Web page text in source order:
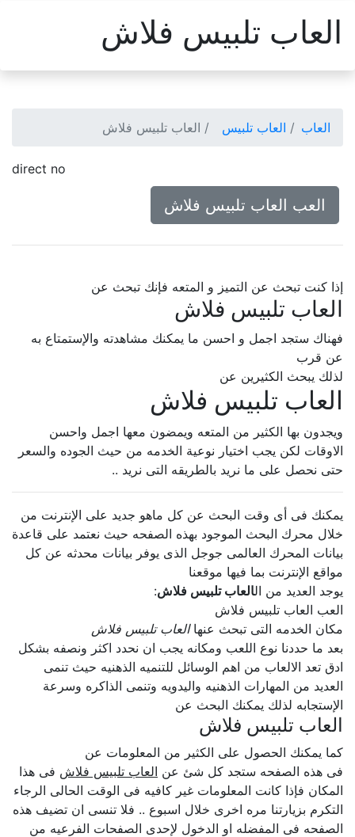
العاب تلبيس فلاش
العاب العاب تلبيس العاب تلبيس فلاش
direct no
العب العاب تلبيس فلاش
إذا كنت تبحث عن التميز و المتعه فإنك تبحث عن
العاب تلبيس فلاش
فهناك ستجد اجمل و احسن ما يمكنك مشاهدته والإستمتاع به
عن قرب
لذلك يبحث الكثيرين عن
العاب تلبيس فلاش
ويجدون بها الكثير من المتعه ويمضون معها اجمل واحسن
الاوقات لكن يجب اختيار نوعية الخدمه من حيث الجوده والسعر
حتى نحصل على ما نريد بالطريقه التى نريد ..
يمكنك فى أى وقت البحث عن كل ماهو جديد على الإنترنت من
خلال محرك البحث الموجود بهذه الصفحه حيث نعتمد على قاعدة
بيانات المحرك العالمى جوجل الذى يوفر بيانات محدثه عن كل
مواقع الإنترنت بما فيها موقعنا
يوجد العديد من ال العاب تلبيس فلاش:
العب العاب تلبيس فلاش
مكان الخدمه التى تبحث عنهاالعاب تلبيس فلاش
بعد ما حددنا نوع اللعب ومكانه يجب ان نحدد اكثر ونصفه بشكل
ادق تعد الالعاب من اهم الوسائل للتنميه الذهنيه حيث تنمى
العديد من المهارات الذهنيه واليدويه وتنمى الذاكره وسرعة
الإستجابه لذلك يمكنك البحث عن
العاب تلبيس فلاش
كما يمكنك الحصول على الكثير من المعلومات عن
فى هذه الصفحه ستجد كل شئ عنالعاب تلبيس فلاشفى هذا
المكان فإذا كانت المعلومات غير كافيه فى الوقت الحالى الرجاء
التكرم بزيارتنا مره اخرى خلال اسبوع .. فلا تنسى ان تضيف هذه
الصفحه فى المفضله او الدخول لإحدى الصفحات الفرعيه من